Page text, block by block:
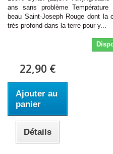
ans sans problème
beau Saint-Joseph Rouge dont la
très profond dans la terre pour y...
22,90 €
Ajouter au
panier
Détails